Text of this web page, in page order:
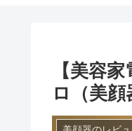
【美容
ロ（美